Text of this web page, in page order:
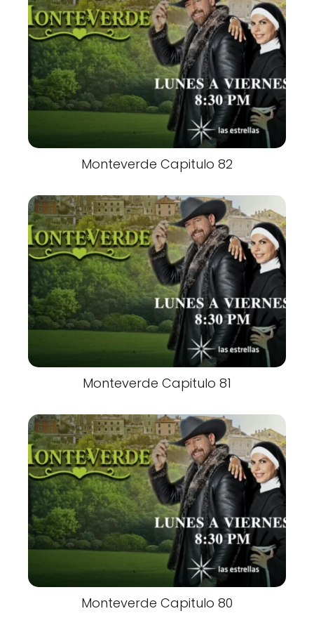
Monteverde Capitulo 82
Monteverde Capitulo 81
Monteverde Capitulo 80